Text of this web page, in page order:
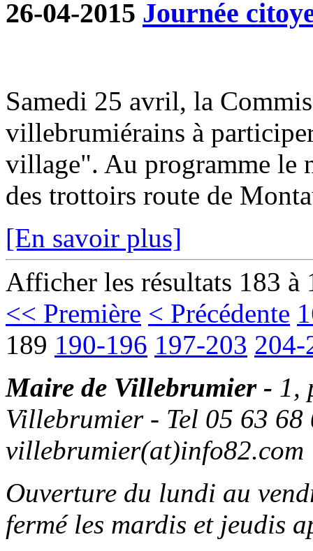
26-04-2015 Journée
Samedi 25 avril, la
villebrumiérains à
village". Au programme le
des trottoirs route de
[En savoir plus]
Afficher les résultats 183 à
<< Première < Précédente
189 190-196 197-203 204-
Maire de Villebrumier - 1,
Villebrumier - Tel 05 63
villebrumier(at)info82.com
Ouverture du lundi au
fermé les mardis et jeudis